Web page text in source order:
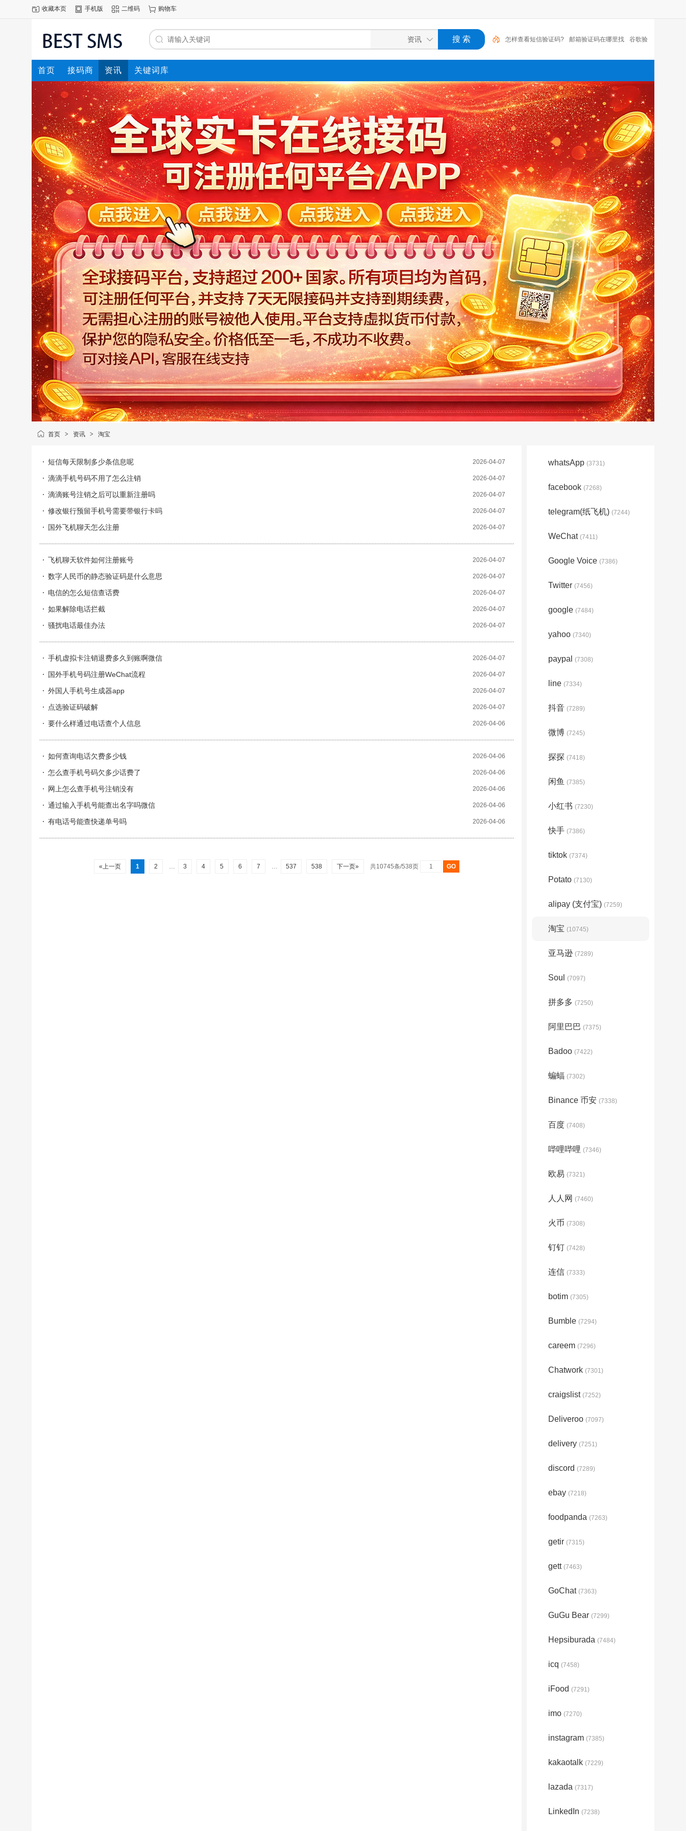
收藏本页 手机版 二维码 购物车
邮箱验证码在哪里找 谷歌验证码app 美国电话号
码接码平台 收到拼多多登录验证码 美国手机号接收
手机虚拟短信验证码 接码短信app telegram收不
到zh_cn 贴吧一直要验证码 怎样查看短信验证码?
首页 接码商 资讯 关键词库
首页 > 资讯 > 淘宝
2026-04-07
短信每天限制多少条信息呢
2026-04-07
滴滴手机号码不用了怎么注销
2026-04-07
滴滴账号注销之后可以重新注册吗
2026-04-07
修改银行预留手机号需要带银行卡吗
2026-04-07
国外飞机聊天怎么注册
2026-04-07
飞机聊天软件如何注册账号
2026-04-07
数字人民币的静态验证码是什么意思
2026-04-07
电信的怎么短信查话费
2026-04-07
如果解除电话拦截
2026-04-07
骚扰电话最佳办法
2026-04-07
手机虚拟卡注销退费多久到账啊微信
2026-04-07
国外手机号码注册WeChat流程
2026-04-07
外国人手机号生成器app
2026-04-07
点选验证码破解
2026-04-06
要什么样通过电话查个人信息
2026-04-06
如何查询电话欠费多少钱
2026-04-06
怎么查手机号码欠多少话费了
2026-04-06
网上怎么查手机号注销没有
2026-04-06
通过输入手机号能查出名字吗微信
2026-04-06
有电话号能查快递单号吗
«上一页 1 2 … 3 4 5 6 7 … 537 538 下一页» 共10745条/538页
whatsApp (3731)
facebook (7268)
telegram(纸飞机) (7244)
WeChat (7411)
Google Voice (7386)
Twitter (7456)
google (7484)
yahoo (7340)
paypal (7308)
line (7334)
抖音 (7289)
微博 (7245)
探探 (7418)
闲鱼 (7385)
小红书 (7230)
快手 (7386)
tiktok (7374)
Potato (7130)
alipay (支付宝) (7259)
淘宝 (10745)
亚马逊 (7289)
Soul (7097)
拼多多 (7250)
阿里巴巴 (7375)
Badoo (7422)
蝙蝠 (7302)
Binance 币安 (7338)
百度 (7408)
哔哩哔哩 (7346)
欧易 (7321)
人人网 (7460)
火币 (7308)
钉钉 (7428)
连信 (7333)
botim (7305)
Bumble (7294)
careem (7296)
Chatwork (7301)
craigslist (7252)
Deliveroo (7097)
delivery (7251)
discord (7289)
ebay (7218)
foodpanda (7263)
getir (7315)
gett (7463)
GoChat (7363)
GuGu Bear (7299)
Hepsiburada (7484)
icq (7458)
iFood (7291)
imo (7270)
instagram (7385)
kakaotalk (7229)
lazada (7317)
LinkedIn (7238)